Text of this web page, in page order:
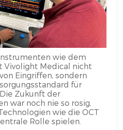
wie dem
Vivolight Medical nicht
Eingriffen, sondern
für
Zukunft der
war noch nie so rosig,
wie die OCT
Rolle spielen.